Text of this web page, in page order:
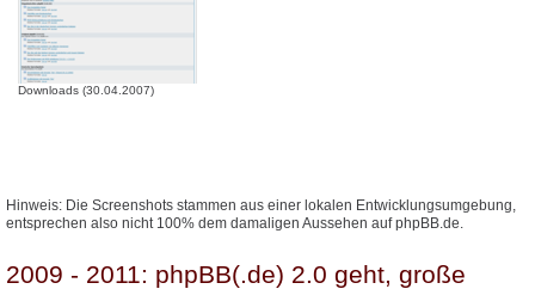
Downloads (30.04.2007)
Hinweis: Die Screenshots stammen aus einer lokalen Entwicklungsumgebung,
entsprechen also nicht 100% dem damaligen Aussehen auf phpBB.de.
2009 - 2011: phpBB(.de) 2.0 geht, große